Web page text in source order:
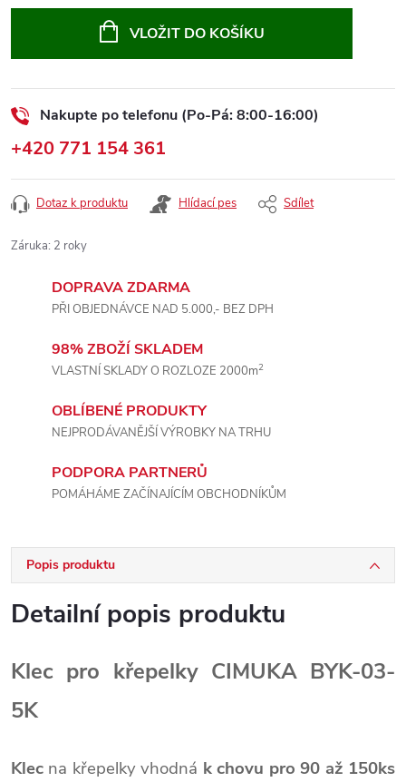
VLOŽIT DO KOŠÍKU
Nakupte po telefonu (Po-Pá: 8:00-16:00)
+420 771 154 361
Dotaz k produktu Hlídací pes Sdílet
Záruka: 2 roky
DOPRAVA ZDARMA
PŘI OBJEDNÁVCE NAD 5.000,- BEZ DPH
98% ZBOŽÍ SKLADEM
VLASTNÍ SKLADY O ROZLOZE 2000m2
OBLÍBENÉ PRODUKTY
NEJPRODÁVANĚJŠÍ VÝROBKY NA TRHU
PODPORA PARTNERŮ
POMÁHÁME ZAČÍNAJÍCÍM OBCHODNÍKŮM
Popis produktu
Detailní popis produktu
Klec pro křepelky CIMUKA BYK-03-
5K
Klec na křepelky vhodná k chovu pro 90 až 150ks